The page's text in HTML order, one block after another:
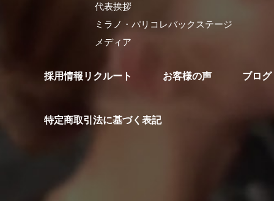
代表挨拶
ミラノ・パリコレバックステージ
メディア
採用情報リクルート お客様の声 ブログ
特定商取引法に基づく表記